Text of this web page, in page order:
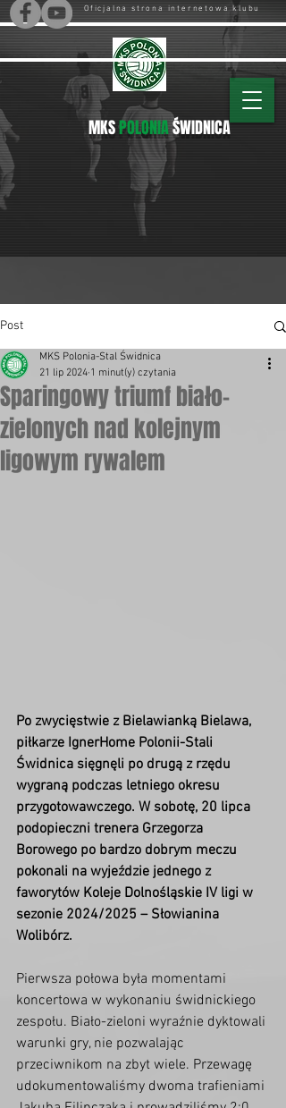
Oficjalna strona internetowa klubu
MKSPOLONIAŚWIDNICA
Post
Sparingowy triumf biało-
zielonych nad kolejnym
ligowym rywalem
MKS Polonia-Stal Świdnica
21 lip 2024 1 minut(y) czytania
Po zwycięstwie z Bielawianką Bielawa,
piłkarze IgnerHome Polonii-Stali
Świdnica sięgnęli po drugą z rzędu
wygraną podczas letniego okresu
przygotowawczego. W sobotę, 20 lipca
podopieczni trenera Grzegorza
Borowego po bardzo dobrym meczu
pokonali na wyjeździe jednego z
faworytów Koleje Dolnośląskie IV ligi w
sezonie 2024/2025 – Słowianina
Wolibórz.
Pierwsza połowa była momentami
koncertowa w wykonaniu świdnickiego
zespołu. Biało-zieloni wyraźnie dyktowali
warunki gry, nie pozwalając
przeciwnikom na zbyt wiele. Przewagę
udokumentowaliśmy dwoma trafieniami